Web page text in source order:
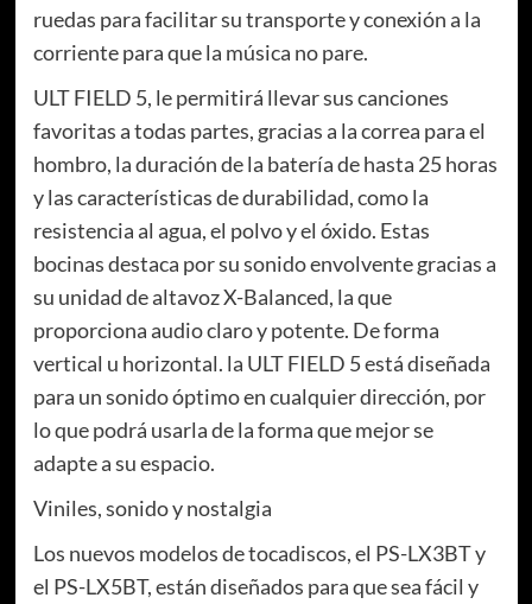
ruedas para facilitar su transporte y conexión a la
corriente para que la música no pare.
ULT FIELD 5, le permitirá llevar sus canciones
favoritas a todas partes, gracias a la correa para el
hombro, la duración de la batería de hasta 25 horas
y las características de durabilidad, como la
resistencia al agua, el polvo y el óxido. Estas
bocinas destaca por su sonido envolvente gracias a
su unidad de altavoz X-Balanced, la que
proporciona audio claro y potente. De forma
vertical u horizontal. la ULT FIELD 5 está diseñada
para un sonido óptimo en cualquier dirección, por
lo que podrá usarla de la forma que mejor se
adapte a su espacio.
Viniles, sonido y nostalgia
Los nuevos modelos de tocadiscos, el PS-LX3BT y
el PS-LX5BT, están diseñados para que sea fácil y